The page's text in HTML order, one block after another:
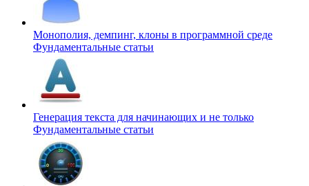
Монополия, демпинг, клоны в программной среде
Фундаментальные статьи
Генерация текста для начинающих и не только
Фундаментальные статьи